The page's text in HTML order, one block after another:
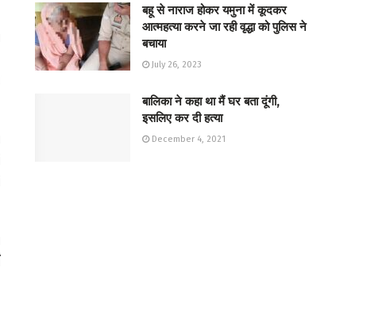
बहू से नाराज होकर यमुना में कूदकर
आत्महत्या करने जा रही वृद्धा को पुलिस ने
बचाया
July 26, 2023
बालिका ने कहा था मैं घर बता दूंगी,
इसलिए कर दी हत्या
December 4, 2021